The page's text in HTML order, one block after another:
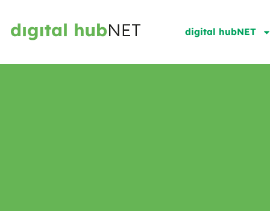
digital hubNET